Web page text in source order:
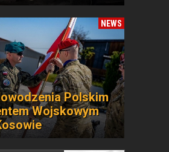
NEWS
Polskim
Wojskowym